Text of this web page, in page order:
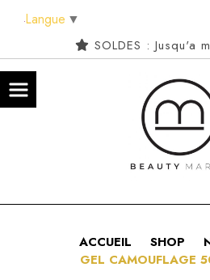
SOLDES : Jusqu'a
ACCUEIL SHOP
GEL CAMOUFLAGE
Langue ▼